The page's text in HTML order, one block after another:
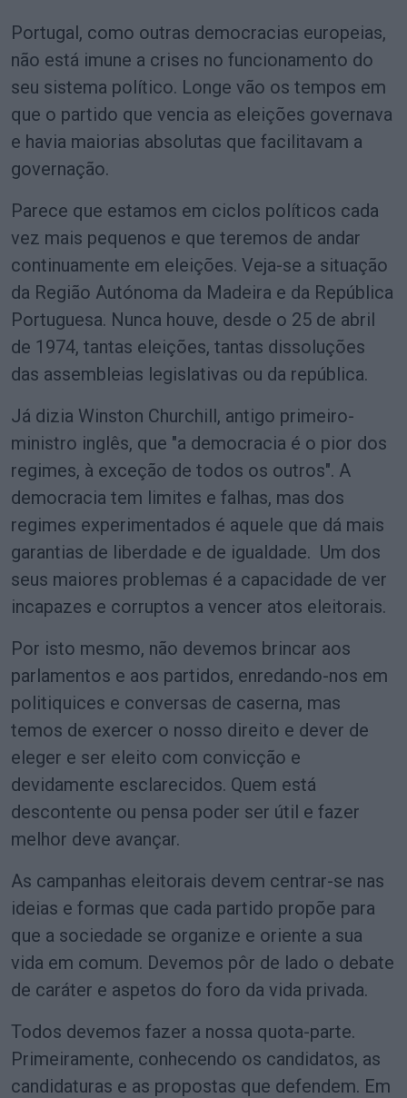
Portugal, como outras democracias europeias,
não está imune a crises no funcionamento do
seu sistema político. Longe vão os tempos em
que o partido que vencia as eleições governava
e havia maiorias absolutas que facilitavam a
governação.
Parece que estamos em ciclos políticos cada
vez mais pequenos e que teremos de andar
continuamente em eleições. Veja-se a situação
da Região Autónoma da Madeira e da República
Portuguesa. Nunca houve, desde o 25 de abril
de 1974, tantas eleições, tantas dissoluções
das assembleias legislativas ou da república.
Já dizia Winston Churchill, antigo primeiro-
ministro inglês, que "a democracia é o pior dos
regimes, à exceção de todos os outros". A
democracia tem limites e falhas, mas dos
regimes experimentados é aquele que dá mais
garantias de liberdade e de igualdade. Um dos
seus maiores problemas é a capacidade de ver
incapazes e corruptos a vencer atos eleitorais.
Por isto mesmo, não devemos brincar aos
parlamentos e aos partidos, enredando-nos em
politiquices e conversas de caserna, mas
temos de exercer o nosso direito e dever de
eleger e ser eleito com convicção e
devidamente esclarecidos. Quem está
descontente ou pensa poder ser útil e fazer
melhor deve avançar.
As campanhas eleitorais devem centrar-se nas
ideias e formas que cada partido propõe para
que a sociedade se organize e oriente a sua
vida em comum. Devemos pôr de lado o debate
de caráter e aspetos do foro da vida privada.
Todos devemos fazer a nossa quota-parte.
Primeiramente, conhecendo os candidatos, as
candidaturas e as propostas que defendem. Em